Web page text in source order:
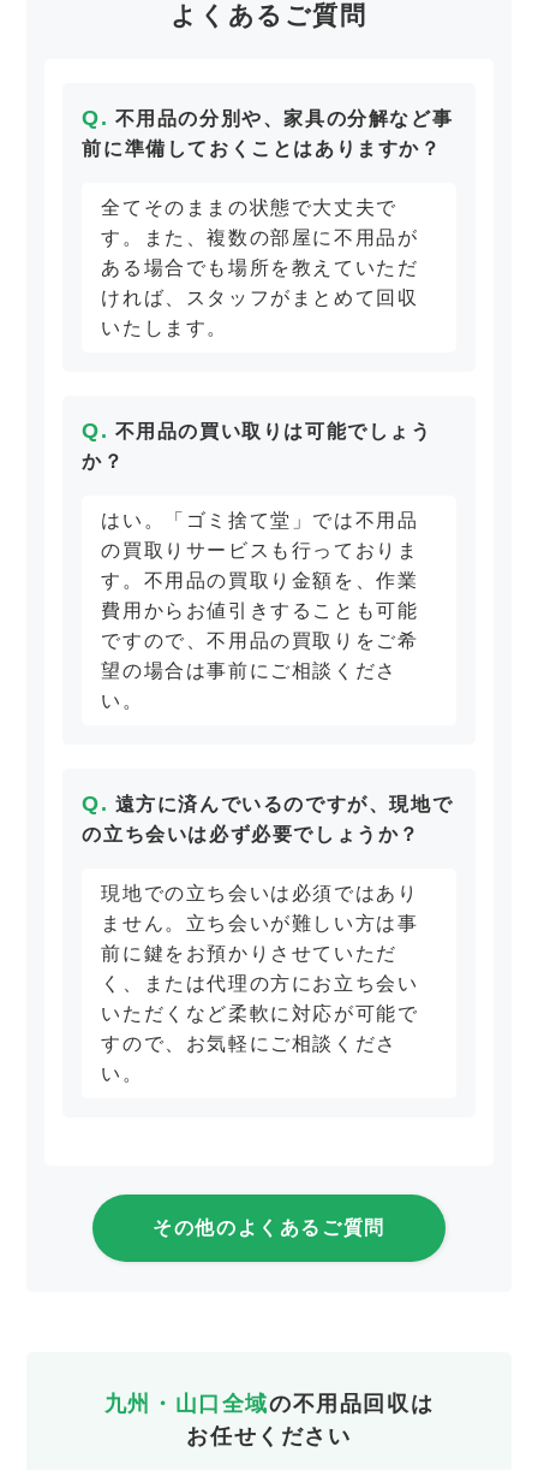
よくあるご質問
不用品の分別や、家具の分解など事
前に準備しておくことはありますか？
全てそのままの状態で大丈夫で
す。また、複数の部屋に不用品が
ある場合でも場所を教えていただ
ければ、スタッフがまとめて回収
いたします。
不用品の買い取りは可能でしょう
か？
はい。「ゴミ捨て堂」では不用品
の買取りサービスも行っておりま
す。不用品の買取り金額を、作業
費用からお値引きすることも可能
ですので、不用品の買取りをご希
望の場合は事前にご相談くださ
い。
遠方に済んでいるのですが、現地で
の立ち会いは必ず必要でしょうか？
現地での立ち会いは必須ではあり
ません。立ち会いが難しい方は事
前に鍵をお預かりさせていただ
く、または代理の方にお立ち会い
いただくなど柔軟に対応が可能で
すので、お気軽にご相談くださ
い。
その他のよくあるご質問
九州・山口全域の不用品回収は
お任せください